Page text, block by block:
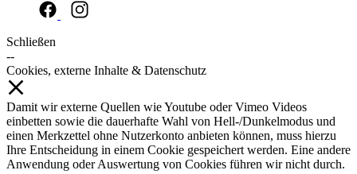
Schließen
--
Cookies, externe Inhalte & Datenschutz
Damit wir externe Quellen wie Youtube oder Vimeo Videos
einbetten sowie die dauerhafte Wahl von Hell-/Dunkelmodus und
einen Merkzettel ohne Nutzerkonto anbieten können, muss hierzu
Ihre Entscheidung in einem Cookie gespeichert werden. Eine andere
Anwendung oder Auswertung von Cookies führen wir nicht durch.